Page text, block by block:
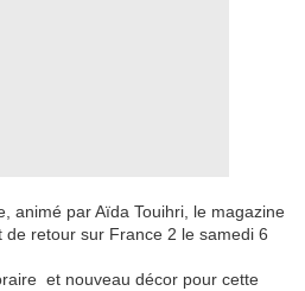
animé par Aïda Touihri, le magazine
de retour sur France 2 le samedi 6
et nouveau décor pour cette